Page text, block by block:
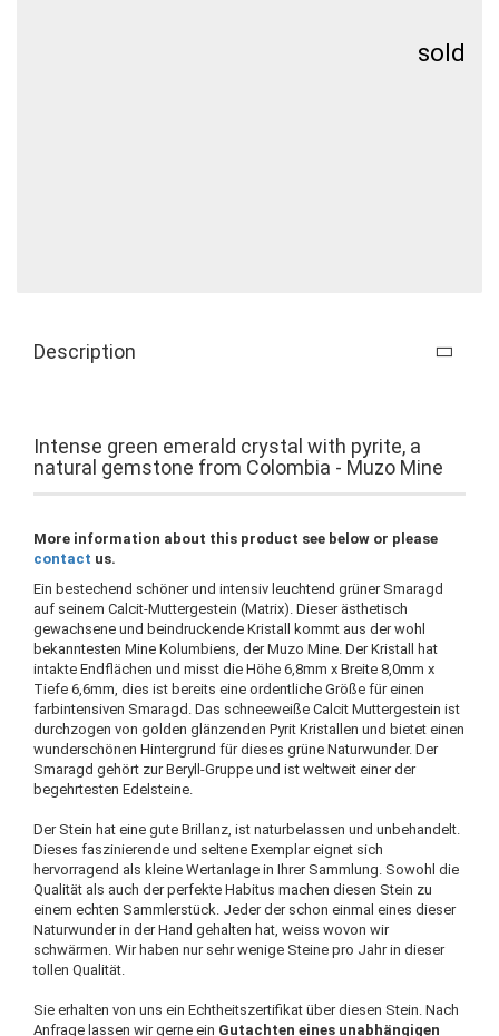
sold
Description
Intense green emerald crystal with pyrite, a
natural gemstone from Colombia - Muzo Mine
More information about this product see below or please
contact us.
Ein bestechend schöner und intensiv leuchtend grüner Smaragd
auf seinem Calcit-Muttergestein (Matrix). Dieser ästhetisch
gewachsene und beindruckende Kristall kommt aus der wohl
bekanntesten Mine Kolumbiens, der Muzo Mine. Der Kristall hat
intakte Endflächen und misst die Höhe 6,8mm x Breite 8,0mm x
Tiefe 6,6mm, dies ist bereits eine ordentliche Größe für einen
farbintensiven Smaragd. Das schneeweiße Calcit Muttergestein ist
durchzogen von golden glänzenden Pyrit Kristallen und bietet einen
wunderschönen Hintergrund für dieses grüne Naturwunder. Der
Smaragd gehört zur Beryll-Gruppe und ist weltweit einer der
begehrtesten Edelsteine.
Der Stein hat eine gute Brillanz, ist naturbelassen und unbehandelt.
Dieses faszinierende und seltene Exemplar eignet sich
hervorragend als kleine Wertanlage in Ihrer Sammlung. Sowohl die
Qualität als auch der perfekte Habitus machen diesen Stein zu
einem echten Sammlerstück. Jeder der schon einmal eines dieser
Naturwunder in der Hand gehalten hat, weiss wovon wir
schwärmen. Wir haben nur sehr wenige Steine pro Jahr in dieser
tollen Qualität.
Sie erhalten von uns ein Echtheitszertifikat über diesen Stein. Nach
Anfrage lassen wir gerne ein Gutachten eines unabhängigen